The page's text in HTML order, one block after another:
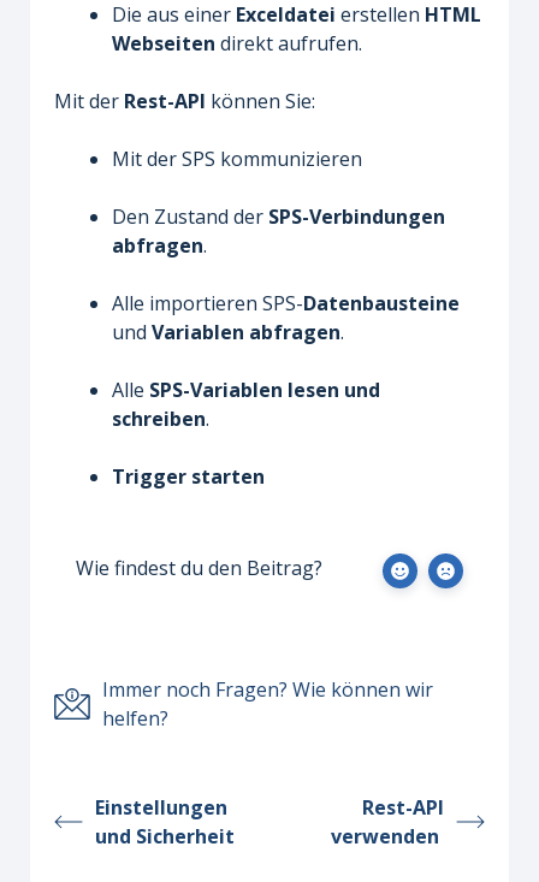
Die aus einer Exceldatei erstellen HTML
Webseiten direkt aufrufen.
Mit der Rest-API können Sie:
Mit der SPS kommunizieren
Den Zustand der SPS-Verbindungen
abfragen.
Alle importieren SPS-Datenbausteine
und Variablen abfragen.
Alle SPS-Variablen lesen und
schreiben.
Trigger starten
Wie findest du den Beitrag?
Immer noch Fragen? Wie können wir
helfen?
Einstellungen
und Sicherheit
Rest-API
verwenden